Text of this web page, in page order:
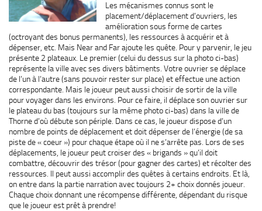
Les mécanismes connus sont le
placement/déplacement d’ouvriers, les
amélioration sous forme de cartes
(octroyant des bonus permanents), les ressources à acquérir et à
dépenser, etc. Mais Near and Far ajoute les quête. Pour y parvenir, le jeu
présente 2 plateaux. Le premier (celui du dessus sur la photo ci-bas)
représente la ville avec ses divers bâtiments. Votre ouvrier se déplace
de l’un à l’autre (sans pouvoir rester sur place) et effectue une action
correspondante. Mais le joueur peut aussi choisir de sortir de la ville
pour voyager dans les environs. Pour ce faire, il déplace son ouvrier sur
le plateau du bas (toujours sur la même photo ci-bas) dans la ville de
Thorne d’où débute son périple. Dans ce cas, le joueur dispose d’un
nombre de points de déplacement et doit dépenser de l’énergie (de sa
piste de « coeur ») pour chaque étape où il ne s’arrête pas. Lors de ses
déplacements, le joueur peut croiser des « brigands » qu’il doit
combattre, découvrir des trésor (pour gagner des cartes) et récolter des
ressources. Il peut aussi accomplir des quêtes à certains endroits. Et là,
on entre dans la partie narration avec toujours 2+ choix donnés joueur.
Chaque choix donnant une récompense différente, dépendant du risque
que le joueur est prêt à prendre!